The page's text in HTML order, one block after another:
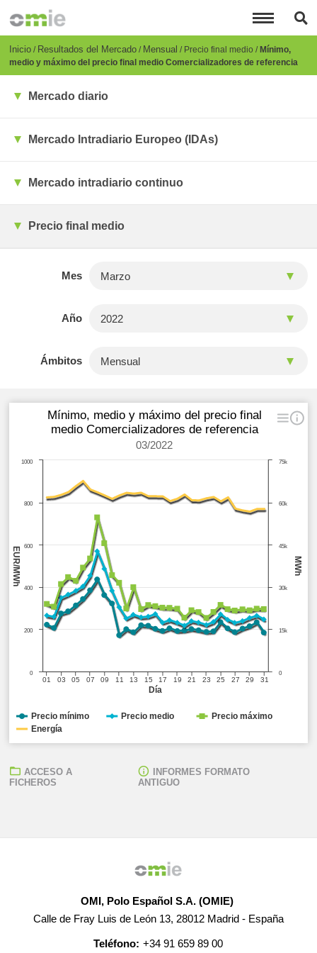
principal
Breadcrumb
Inicio Resultados del Mercado Mensual Precio final medio Mínimo,
medio y máximo del precio final medio Comercializadores de referencia
Mercado diario
Mercado Intradiario Europeo (IDAs)
Mercado intradiario continuo
Precio final medio
Mes
Año
Ámbitos
Día
MWh
EUR/MWh
Mínimo, medio y máximo del precio final
medio Comercializadores de referencia
03/2022
01 07 13 19 25 31
03 05 09 11 15 17 21 23 27 29
0
15k
30k
45k
60k
75k
0
200
400
600
800
1000
Precio mínimo Precio medio
Precio máximo
Energía
ACCESO A
FICHEROS
INFORMES FORMATO
ANTIGUO
OMI, Polo Español S.A. (OMIE)
Calle de Fray Luis de León 13, 28012 Madrid - España
Teléfono: +34 91 659 89 00